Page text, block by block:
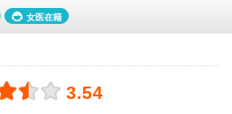
女医在籍
3.54